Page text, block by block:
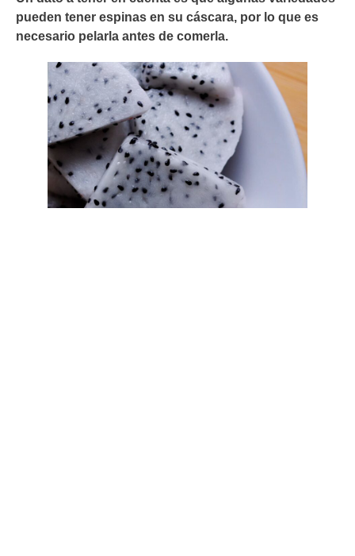
pueden tener espinas en su cáscara, por lo que es
necesario pelarla antes de comerla.